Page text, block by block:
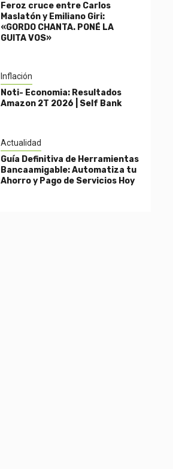
Feroz cruce entre Carlos
Maslatón y Emiliano Giri:
«GORDO CHANTA. PONÉ LA
GUITA VOS»
Inflación
Noti- Economia: Resultados
Amazon 2T 2026 | Self Bank
Actualidad
Guía Definitiva de Herramientas
Bancaamigable: Automatiza tu
Ahorro y Pago de Servicios Hoy